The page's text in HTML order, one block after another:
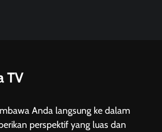
TV
Anda langsung ke dalam
perspektif yang luas dan